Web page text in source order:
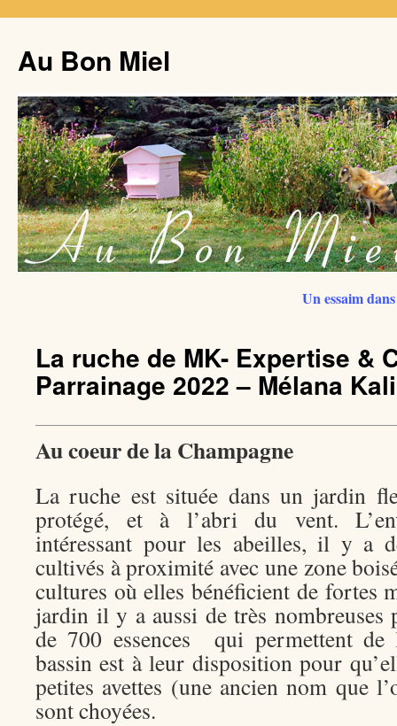
Au Bon Miel
Un essaim
La ruche de MK- Expertise &
Parrainage 2022 – Mélana Kali
Au coeur de la Champagne
La ruche est située dans un jardin
protégé, et à l’abri du vent.
intéressant pour les abeilles, il y a
cultivés à proximité avec une zone
cultures où elles bénéficient de fortes
jardin il y a aussi de très nombreuses
de 700 essences qui permettent
bassin est à leur disposition pour
petites avettes (une ancien nom que
sont choyées.